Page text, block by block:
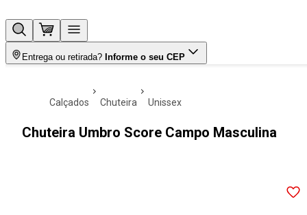
Entrega ou retirada? Informe o seu CEP
calçados chuteira unissex
Chuteira Umbro Score Campo Masculina